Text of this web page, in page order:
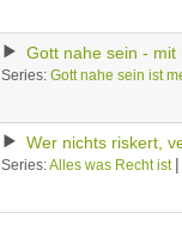
Gott nahe sein - mit
Series: Gott nahe sein ist
Wer nichts riskert,
Series:Alles was Recht ist